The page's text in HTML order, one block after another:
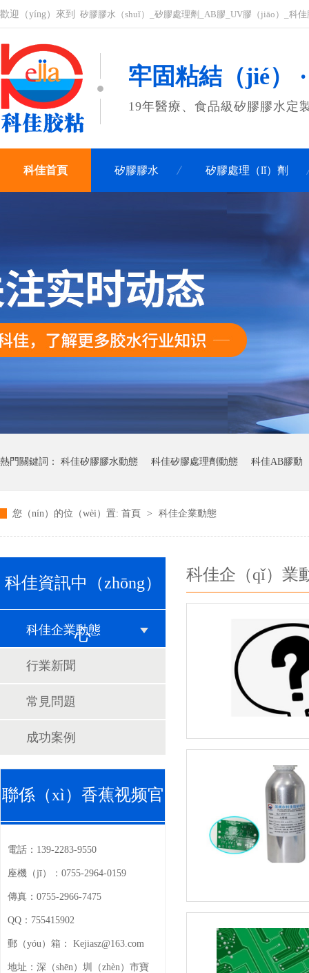
歡迎（yíng）來到 矽膠膠水（shuǐ）_矽膠處理劑_AB膠_UV膠（jiāo）_科
牢固粘結（jié）
19年醫療、食品級矽膠膠水定
科佳首頁 矽膠膠水 矽膠處理（lǐ）劑
熱門關鍵詞： 科佳矽膠膠水動態 科佳矽膠處理劑動態 科佳AB膠動
科佳UV無影膠（jiāo）水動態（tài） 科佳（jiā）快（kuài）幹膠動態
您（nín）的位（wèi）置: 首頁 > 科佳企業動態
科佳資訊中（zhōng）
心
科佳企業動態
行業新聞
常見問題
成功案例
聯係（xì）香蕉视频官
電話： 139-2283-9550
座機（jī）： 0755-2964-0159
傳真： 0755-2966-7475
QQ： 755415902
郵（yóu）箱： Kejiasz@163.com
地址： 深（shēn）圳（zhèn）市寶
科佳企（qǐ）業